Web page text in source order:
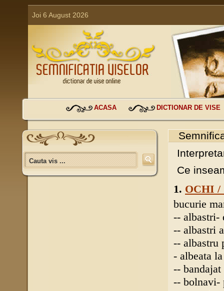
Joi 6 August 2026
ACASA DICTIONAR DE VISE
Ce
1. OCHI
bucurie
-- albastri-
-- albastri
-- albastru
- albeata
--
-- bolnavi-